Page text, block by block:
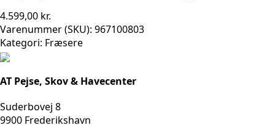
4.599,00 kr.
Varenummer (SKU): 967100803
Kategori: Fræsere
AT Pejse, Skov & Havecenter
Suderbovej 8
9900 Frederikshavn